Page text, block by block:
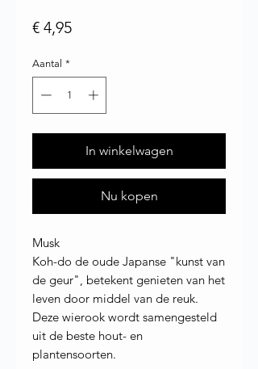
€ 4,95Prijs
Aantal *
In winkelwagen
Nu kopen
Musk
Koh-do de oude Japanse "kunst van
de geur", betekent genieten van het
leven door middel van de reuk.
Deze wierook wordt samengesteld
uit de beste hout- en
plantensoorten.